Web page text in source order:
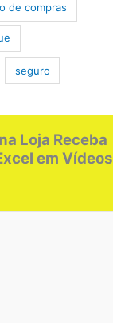
de compras
seguro
Loja Receba
em Vídeos